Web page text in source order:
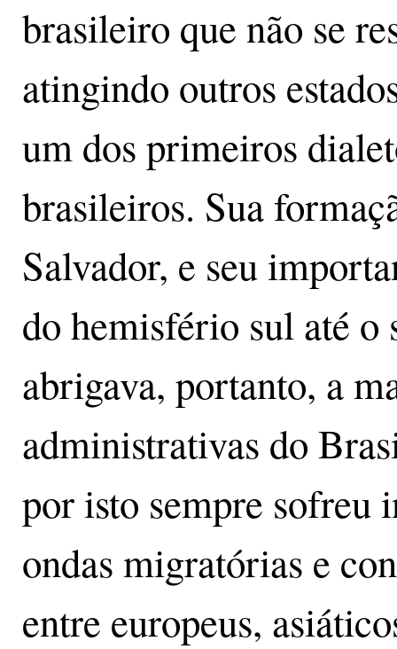
brasileiro que não se
atingindo outros
um dos primeiros
brasileiros. Sua
Salvador, e seu
do hemisfério sul até
abrigava, portanto, a
administrativas do
por isto sempre sofreu
ondas migratórias e
entre europeus,